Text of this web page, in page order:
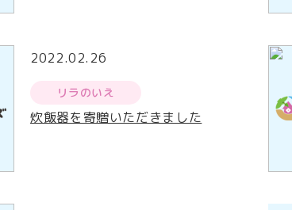
2022.02.26
リラのいえ
炊飯器を寄贈いただきました